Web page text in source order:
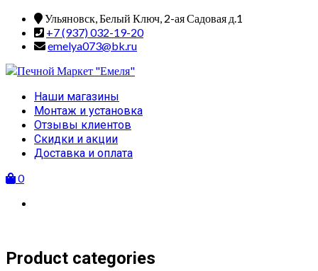
Skip
content
Ульяновск, Белый Ключ, 2-ая Садовая д.1
+7 (937) 032-19-20
emelya073@bk.ru
Primary
Menu
Наши магазины
Монтаж и установка
Отзывы клиентов
Скидки и акции
Доставка и оплата
0
Product categories